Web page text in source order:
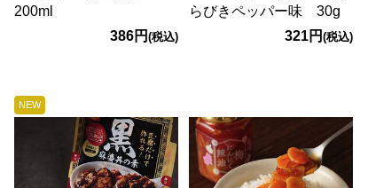
200ml
386円(税込)
らびきペッパー味 30g
321円 (税込)
NEW